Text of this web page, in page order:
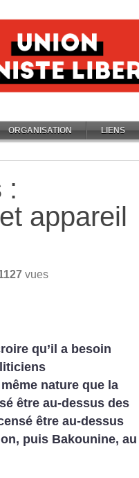
ORGANISATION LIENS
:
appareil
vues
qu’il a besoin
nature que la
être au-dessus des
être au-dessus
puis Bakounine, au